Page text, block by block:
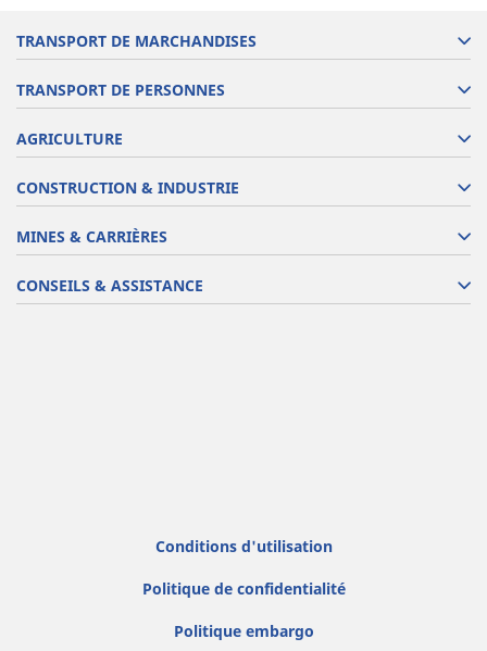
TRANSPORT DE MARCHANDISES
TRANSPORT DE PERSONNES
AGRICULTURE
CONSTRUCTION & INDUSTRIE
MINES & CARRIÈRES
CONSEILS & ASSISTANCE
Conditions d'utilisation
Politique de confidentialité
Politique embargo